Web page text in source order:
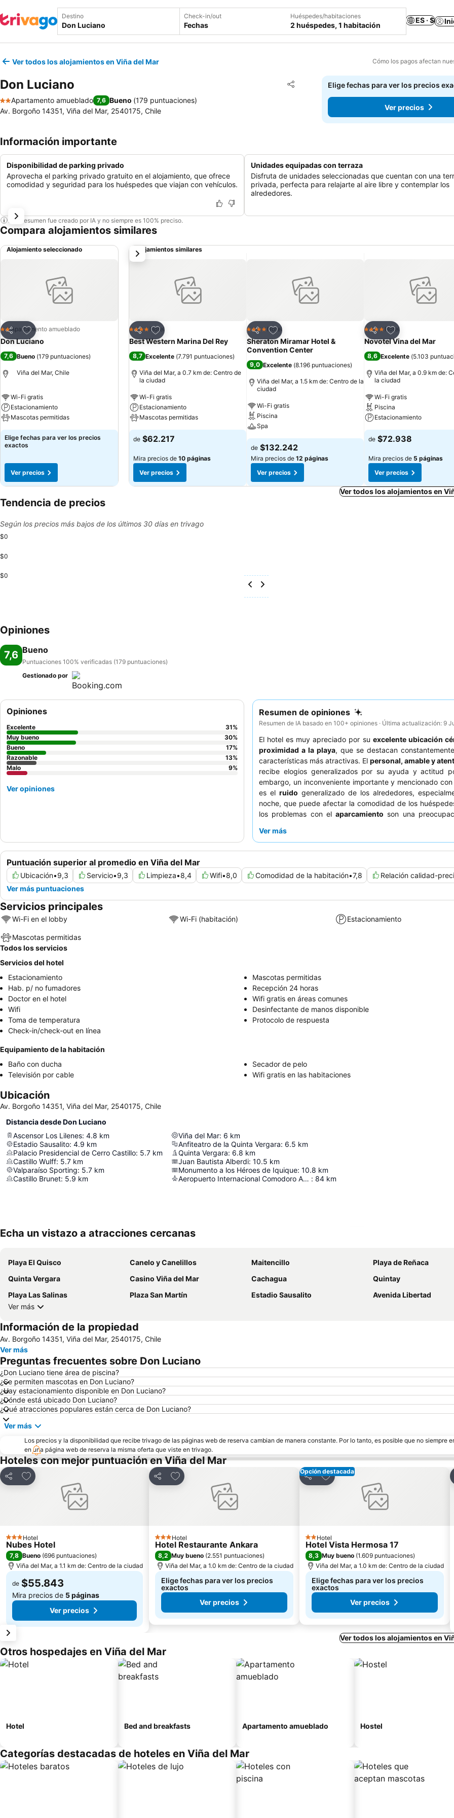
Destino Check-in/out
Fechas
Huéspedes/habitaciones
2 huéspedes, 1 habitación
ES · $
Ver todos los alojamientos en Viña del Mar Cómo los pagos afectan
Don Luciano Compartir
Agregar a favoritos
2 Estrellas
Apartamento amueblado 7,6 Bueno (179 puntuaciones)
Av. Borgoño 14351, Viña del Mar, 2540175, Chile
Elige fechas para ver los precios
Ver precios
Información importante
Disponibilidad de parking privado
Aprovecha el parking privado gratuito en el alojamiento, que ofrece
comodidad y seguridad para los huéspedes que viajan con vehículos.
Unidades equipadas con terraza
Disfruta de unidades seleccionadas que cuentan con una
privada, perfecta para relajarte al aire libre y contemplar los
alrededores.
Este resumen fue creado por IA y no siempre es 100% preciso.
Compara alojamientos similares
Alojamiento seleccionado
Compartir
Agregar a favoritos
2 Estrellas
Apartamento amueblado
Don Luciano
7,6 Bueno (179 puntuaciones)
Viña del Mar, Chile
Wi-Fi gratis
Estacionamiento
Mascotas permitidas
Elige fechas para ver los precios
exactos
Ver precios
Alojamientos similares
Compartir
Agregar a favoritos
4 EstrellasHotel
Best Western Marina Del Rey
8,7 Excelente (7.791 puntuaciones)
Viña del Mar, a 0.7 km de: Centro de
la ciudad
Wi-Fi gratis
Estacionamiento
Mascotas permitidas
de $62.217
Mira precios de 10 páginas
Ver precios
Compartir
Agregar a favoritos
4 EstrellasHotel
Sheraton Miramar Hotel &
Convention Center
9,0 Excelente (8.196 puntuaciones)
Viña del Mar, a 1.5 km de: Centro de la
ciudad
Wi-Fi gratis
Piscina
Spa
de $132.242
Mira precios de 12 páginas
Ver precios
Compartir
Agregar a
4 EstrellasHotel
Novotel Vina del Mar
8,6 Excelente (5.103
Viña del Mar, a 0.9 km de:
la ciudad
Wi-Fi gratis
Piscina
Estacionamiento
de $72.938
Mira precios de 5 páginas
Ver precios
siguiente
Ver todos los alojamientos en
Tendencia de precios
Según los precios más bajos de los últimos 30 días en trivago
$0
$0
$0
Opiniones
7,6 Bueno
Puntuaciones 100% verificadas (179 puntuaciones)
Gestionado por
Resumen de opiniones
Resumen de IA basado en 100+ opiniones · Última actualización: 9
El hotel es muy apreciado por su excelente ubicación
proximidad a la playa, que se destacan
características más atractivas. El personal, amable y
recibe elogios generalizados por su ayuda y actitud
embargo, un inconveniente importante y mencionado
es el ruido generalizado de los alrededores,
noche, que puede afectar la comodidad de los
los problemas con el aparcamiento son una
suscitan opiniones encontradas, y algunos huéspedes
yamantes de la playaque priorizan la comodidad y un
animado. Losviajeros más jóveneso aquellos a
atractivo. Los huéspedes sensibles al ruido deben
los arreglos de estacionamiento con anticipación debido
Ver más
Puntuación superior al promedio en Viña del Mar
Ubicación•9,3 Servicio•9,3 Limpieza•8,4 Wifi•8,0 Comodidad de la habitación•7,8 Relación calidad-
Ver más puntuaciones
Opiniones
Excelente 31%
Muy bueno
30%
Bueno
17%
Razonable
13%
Malo
9%
Ver opiniones
Servicios principales
Wi-Fi en el lobby Wi-Fi (habitación) Estacionamiento
Mascotas permitidas
Todos los servicios
Servicios del hotel
Estacionamiento
Mascotas permitidas
Hab. p/ no fumadores
Recepción 24 horas
Doctor en el hotel
Wifi gratis en áreas comunes
Wifi
Desinfectante de manos disponible
Toma de temperatura
Protocolo de respuesta
Check-in/check-out en línea
Equipamiento de la habitación
Baño con ducha
Secador de pelo
Televisión por cable
Wifi gratis en las habitaciones
Ubicación
Av. Borgoño 14351, Viña del Mar, 2540175, Chile
Distancia desde Don Luciano
Ascensor Los Lilenes: 4.8 km
Estadio Sausalito: 4.9 km
Palacio Presidencial de Cerro Castillo: 5.7 km
Castillo Wulff: 5.7 km
Valparaíso Sporting: 5.7 km
Castillo Brunet: 5.9 km
Viña del Mar: 6 km
Anfiteatro de la Quinta Vergara: 6.5 km
Quinta Vergara: 6.8 km
Juan Bautista Alberdi: 10.5 km
Monumento a los Héroes de Iquique: 10.8 km
Aeropuerto Internacional Comodoro Arturo Merino Benítez : 84 km
Echa un vistazo a atracciones cercanas
Playa El Quisco Canelo y Canelillos Maitencillo
Playa de Reñaca
Quinta Vergara
Casino Viña del Mar Cachagua
Quintay
Playa Las Salinas
Plaza San Martín Estadio Sausalito
Avenida Libertad
Ver más
Información de la propiedad
Av. Borgoño 14351, Viña del Mar, 2540175, Chile
Ver más
Preguntas frecuentes sobre Don Luciano
¿Don Luciano tiene área de piscina?
¿Se permiten mascotas en Don Luciano?
¿Hay estacionamiento disponible en Don Luciano?
¿Dónde está ubicado Don Luciano?
¿Qué atracciones populares están cerca de Don Luciano?
Ver más
Los precios y la disponibilidad que recibe trivago de las páginas web de reserva cambian de manera constante. Por lo tanto, es posible que no siempre
en una página web de reserva la misma oferta que viste en trivago.
Hoteles con mejor puntuación en Viña del Mar
Compartir
Agregar a favoritos
3 Estrellas
Hotel
Nubes Hotel
7,8 Bueno (696 puntuaciones)
Viña del Mar, a 1.1 km de: Centro de la ciudad
de $55.843
Mira precios de 5 páginas
Ver precios
Compartir
Agregar a favoritos
3 Estrellas
Hotel
Hotel Restaurante Ankara
8,2 Muy bueno (2.551 puntuaciones)
Viña del Mar, a 1.0 km de: Centro de la ciudad
Elige fechas para ver los precios
exactos
Ver precios
Opción destacada
Compartir
Agregar a favoritos
2 Estrellas
Hotel
Hotel Vista Hermosa 17
8,3 Muy bueno (1.609 puntuaciones)
Viña del Mar, a 1.0 km de: Centro de la ciudad
Elige fechas para ver los precios
exactos
Ver precios
Ver todos los alojamientos en
Otros hospedajes en Viña del Mar
Hotel Bed and breakfasts Apartamento amueblado Hostel
Categorías destacadas de hoteles en Viña del Mar